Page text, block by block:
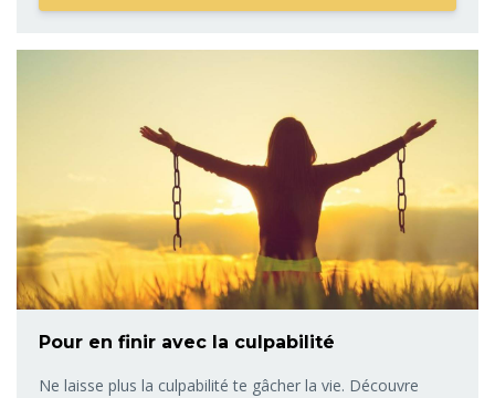
Pour en finir avec la culpabilité
Ne laisse plus la culpabilité te gâcher la vie. Découvre